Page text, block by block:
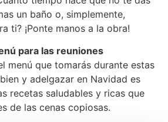
un baño o, simplemente,
ti? ¡Ponte manos a la obra!
para las reuniones
menú que tomarás durante estas
y adelgazar en Navidad es
recetas saludables y ricas que
de las cenas copiosas.